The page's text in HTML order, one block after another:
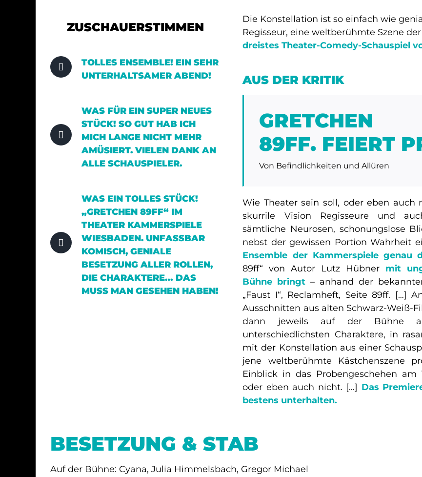
ZUSCHAUERSTIMMEN
TOLLES ENSEMBLE! EIN SEHR
UNTERHALTSAMER ABEND!
WAS FÜR EIN SUPER NEUES
STÜCK! SO GUT HAB ICH
MICH LANGE NICHT MEHR
AMÜSIERT. VIELEN DANK AN
ALLE SCHAUSPIELER.
WAS EIN TOLLES STÜCK!
„GRETCHEN 89FF“ IM
THEATER KAMMERSPIELE
WIESBADEN. UNFASSBAR
KOMISCH, GENIALE
BESETZUNG ALLER ROLLEN,
DIE CHARAKTERE… DAS
MUSS MAN GESEHEN HABEN!
Die Konstellation ist so einfach wie
Regisseur, eine weltberühmte Szene
dreistes Theater-Comedy-Schauspiel
AUS DER KRITIK
GRETCHEN
89FF. FEIERT
Von Befindlichkeiten und Allüren
Wie Theater sein soll, oder eben
skurrile Vision Regisseure und
sämtliche Neurosen, schonungslose
nebst der gewissen Portion Wahrheit
Ensemble der Kammerspiele genau
89ff“ von Autor Lutz Hübner mit
Bühne bringt – anhand der
„Faust I“, Reclamheft, Seite 89ff. […]
Ausschnitten aus alten Schwarz-Weiß-
dann jeweils auf der Bühne
unterschiedlichsten Charaktere, in
mit der Konstellation aus einer
jene weltberühmte Kästchenszene
Einblick in das Probengeschehen
oder eben auch nicht. […] Das
bestens unterhalten.
BESETZUNG & STAB
Auf der Bühne: Cyana, Julia Himmelsbach, Gregor Michael